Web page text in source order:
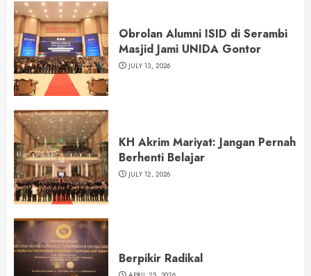
Obrolan Alumni ISID di Serambi
Masjid Jami UNIDA Gontor
JULY 13, 2026
KH Akrim Mariyat: Jangan Pernah
Berhenti Belajar
JULY 12, 2026
Berpikir Radikal